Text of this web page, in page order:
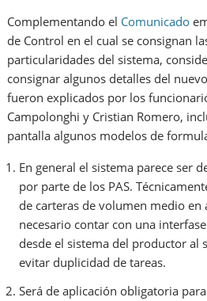
Complementando el Comunicado
de Control en el cual se consignan
particularidades del sistema,
consignar algunos detalles del
fueron explicados por los
Campolonghi y Cristian Romero,
pantalla algunos modelos de
En general el sistema parece ser
por parte de los PAS.
de carteras de volumen medio en
necesario contar con una
desde el sistema del productor al
evitar duplicidad de tareas.
Será de aplicación obligatoria